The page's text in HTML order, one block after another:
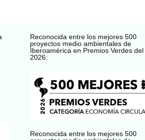
Reconocida entre los mejores 500
proyectos medio ambientales de
Iberoamérica en Premios Verdes del
2026:
Reconocida entre los mejores 500